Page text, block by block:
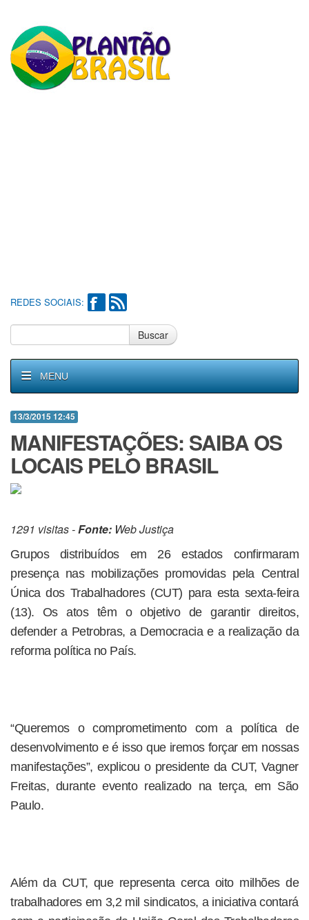
REDES SOCIAIS:
Buscar
MENU
13/3/2015 12:45
MANIFESTAÇÕES: SAIBA OS
LOCAIS PELO BRASIL
1291 visitas -Fonte: Web Justiça
Grupos distribuídos em 26 estados confirmaram
presença nas mobilizações promovidas pela Central
Única dos Trabalhadores (CUT) para esta sexta-feira
(13). Os atos têm o objetivo de garantir direitos,
defender a Petrobras, a Democracia e a realização da
reforma política no País.
“Queremos o comprometimento com a política de
desenvolvimento e é isso que iremos forçar em nossas
manifestações”, explicou o presidente da CUT, Vagner
Freitas, durante evento realizado na terça, em São
Paulo.
Além da CUT, que representa cerca oito milhões de
trabalhadores em 3,2 mil sindicatos, a iniciativa contará